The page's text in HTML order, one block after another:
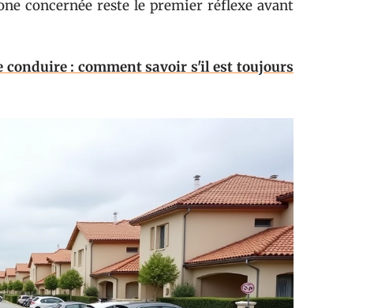
concernée reste le premier réflexe avant
: comment savoir s'il est toujours